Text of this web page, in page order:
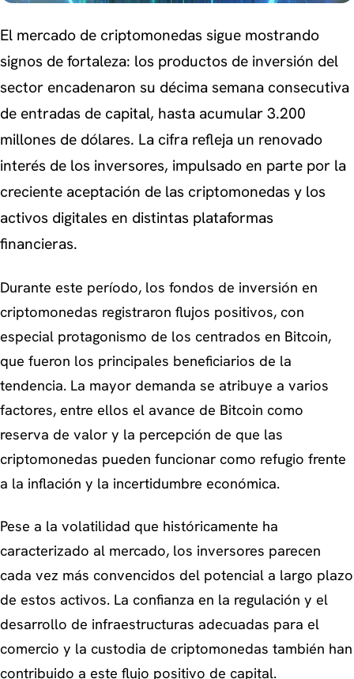
El mercado de criptomonedas sigue mostrando
signos de fortaleza: los productos de inversión del
sector encadenaron su décima semana consecutiva
de entradas de capital, hasta acumular 3.200
millones de dólares. La cifra refleja un renovado
interés de los inversores, impulsado en parte por la
creciente aceptación de las criptomonedas y los
activos digitales en distintas plataformas
financieras.
Durante este período, los fondos de inversión en
criptomonedas registraron flujos positivos, con
especial protagonismo de los centrados en Bitcoin,
que fueron los principales beneficiarios de la
tendencia. La mayor demanda se atribuye a varios
factores, entre ellos el avance de Bitcoin como
reserva de valor y la percepción de que las
criptomonedas pueden funcionar como refugio frente
a la inflación y la incertidumbre económica.
Pese a la volatilidad que históricamente ha
caracterizado al mercado, los inversores parecen
cada vez más convencidos del potencial a largo plazo
de estos activos. La confianza en la regulación y el
desarrollo de infraestructuras adecuadas para el
comercio y la custodia de criptomonedas también han
contribuido a este flujo positivo de capital.